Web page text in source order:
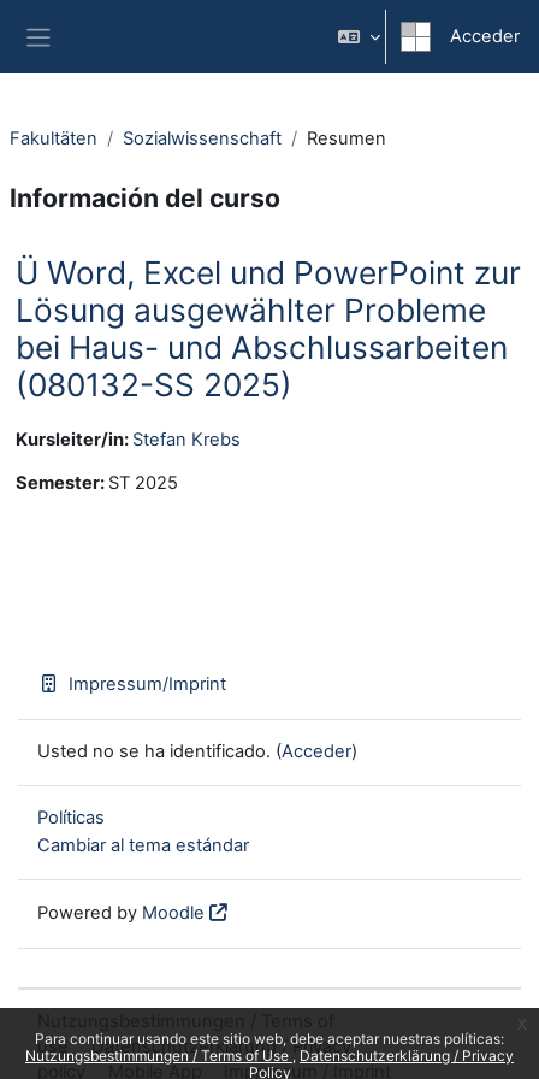
Para continuar usando este sitio web, debe aceptar nuestras políticas:
Nutzungsbestimmungen / Terms of Use
Datenschutzerklärung / Privacy
Policy
Acceder
Fakultäten Sozialwissenschaft Resumen
Información del curso
Ü Word, Excel und PowerPoint zur
Lösung ausgewählter Probleme
bei Haus- und Abschlussarbeiten
(080132-SS 2025)
Kursleiter/in: Stefan Krebs
Semester: ST 2025
Impressum/Imprint
Usted no se ha identificado. (Acceder)
Políticas
Cambiar al tema estándar
Powered by Moodle
use
Datenschutzerklärung / Privacy
policy
Mobile App Impressum / Imprint